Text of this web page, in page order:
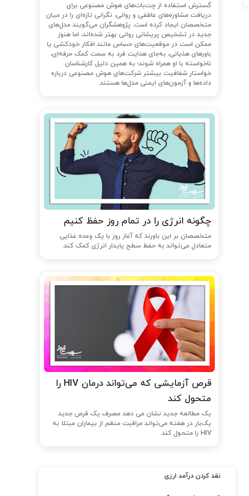
گسترش استفاده از چت‌بات‌های هوش مصنوعی برای
دریافت مشاوره‌های عاطفی و روانی، نگرانی تازه‌ای را در میان
متخصصان ایجاد کرده است. پژوهشگران می‌گویند مدل‌های
جدید در تشخیص پریشانی روانی بهتر شده‌اند، اما هنوز
ممکن است در موقعیت‌های حساس مانند افکار خودکشی یا
باورهای هذیانی، به‌جای هدایت فرد به سمت کمک حرفه‌ای،
ناخواسته با او همراه شوند؛ به همین دلیل کارشناسان
خواستار شفافیت بیشتر شرکت‌های هوش مصنوعی درباره
داده‌ها و آزمون‌های ایمنی مدل‌ها هستند.
چگونه انرژی را در تمام روز حفظ کنیم
متخصصان بر این باورند که آغاز روز با یک وعده غذایی
متعادل می‌تواند به حفظ سطح پایدار انرژی کمک کند.
قرص آزمایشی که می‌تواند درمان HIV را
متحول کند
یک مطالعه جدید نشان می دهد مصرف یک قرص جدید
یک‌بار در هفته می‌تواند مراقبت منظم از بیماران مبتلا به
HIV را متحول کند.
نقد کردن درآمد ارزی